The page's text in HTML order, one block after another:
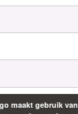
maakt gebruik van